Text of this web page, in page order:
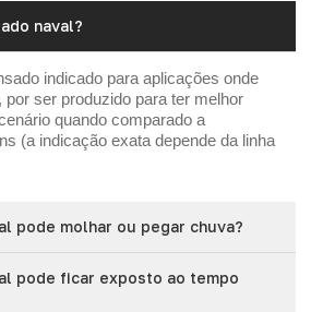
naval?
indicado para aplicações onde
por ser produzido para ter melhor
quando comparado a
(a indicação exata depende da linha
pode molhar ou pegar chuva?
pode ficar exposto ao tempo